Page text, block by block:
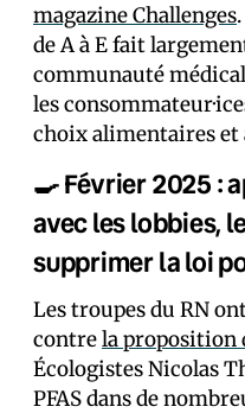
magazine Challenges
de A à E fait
communauté
les
choix alimentaires et
🍳 Février 2025 :
avec les lobbies,
supprimer la loi
Les troupes du RN
contrela proposition
Écologistes Nicolas
PFAS dans de